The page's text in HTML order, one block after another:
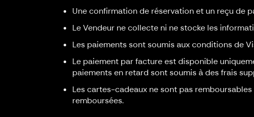
Une confirmation de réservation et un reçu de
Le Vendeur ne collecte ni ne stocke les
Les paiements sont soumis aux conditions de
Le paiement par facture est disponible
paiements en retard sont soumis à des frais
Les cartes-cadeaux ne sont pas
remboursées.